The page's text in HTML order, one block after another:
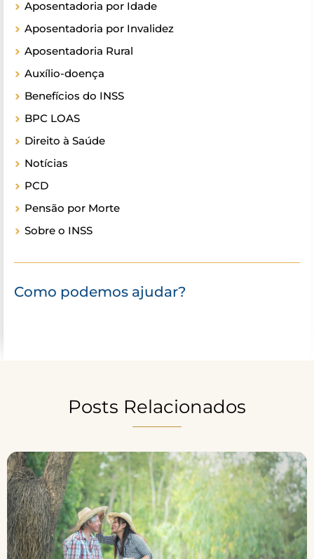
Aposentadoria por Idade
Aposentadoria por Invalidez
Aposentadoria Rural
Auxílio-doença
Benefícios do INSS
BPC LOAS
Direito à Saúde
Notícias
PCD
Pensão por Morte
Sobre o INSS
Como podemos ajudar?
Posts Relacionados